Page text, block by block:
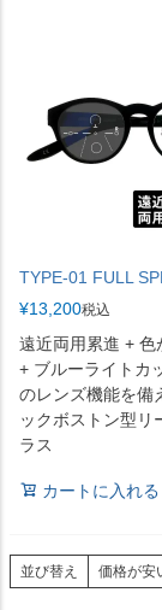
TYPE-01 FULL
¥13,200税込
遠近両用累進 + 色
+ ブルーライトカ
のレンズ機能を備
ックボストン型リ
ラス
カートに入れる
並び替え 価格が安